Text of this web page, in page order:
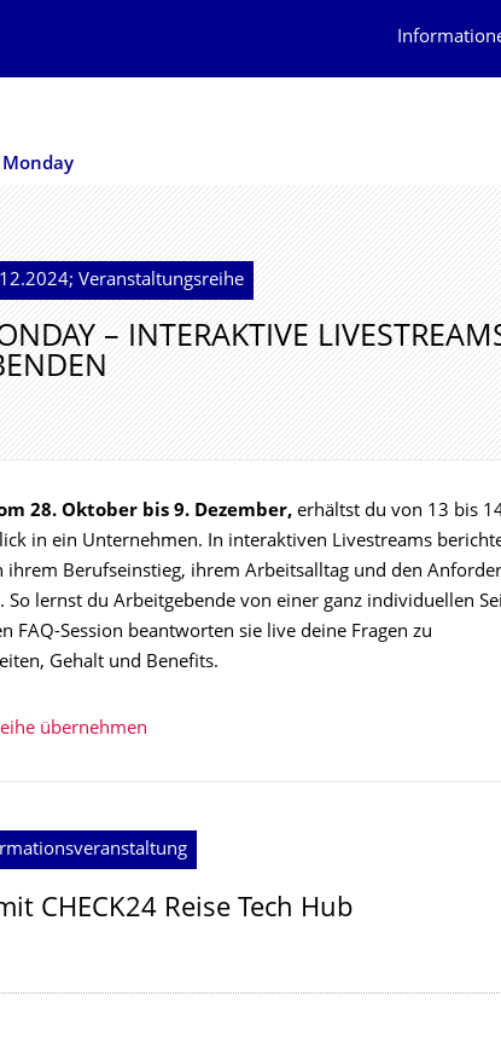
Monday
Veranstaltungsreihe
– INTERAKTIVE
28. Oktober bis 9. Dezember, erhältst du von 13 bis
in ein Unternehmen. In interaktiven Livestreams
ihrem Berufseinstieg, ihrem Arbeitsalltag und den
So lernst du Arbeitgebende von einer ganz individuellen
FAQ-Session beantworten sie live deine Fragen zu
Gehalt und Benefits.
übernehmen
CHECK24 Reise Tech Hub